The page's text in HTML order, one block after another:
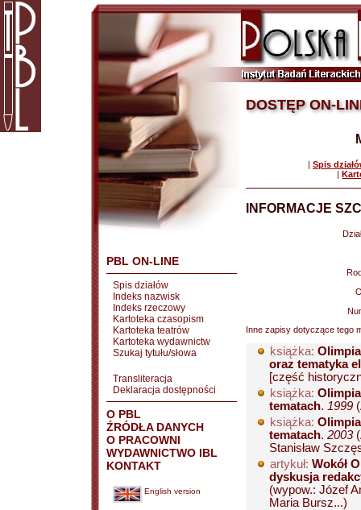
PBL ON-LINE
Spis działów
Indeks nazwisk
Indeks rzeczowy
Kartoteka czasopism
Kartoteka teatrów
Kartoteka wydawnictw
Szukaj tytułu/słowa
Transliteracja
Deklaracja dostępności
O PBL
ŹRÓDŁA DANYCH
O PRACOWNI
WYDAWNICTWO IBL
KONTAKT
English version
DOSTĘP ON-
| Spis
|
INFORMACJE
Inne zapisy dotyczące tego
książka:
oraz tematyka
[część
książka:
tematach. 1999
książka:
tematach. 2003
Stanisław
artykuł: Wokół
dyskusja
(wypow.: Józef
Maria Bursz...)